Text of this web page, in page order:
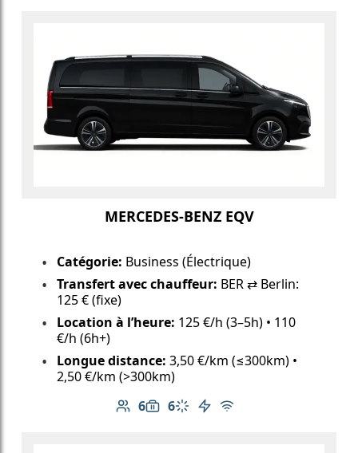
MERCEDES-BENZ EQV
Catégorie: Business (Électrique)
Transfert avec chauffeur: BER ⇄ Berlin:
125 € (fixe)
Location à l’heure: 125 €/h (3–5h) • 110
€/h (6h+)
Longue distance: 3,50 €/km (≤300km) •
2,50 €/km (>300km)
6
Nombre de passagers: 6
6
Capacité des bagages: 6
Climatisation
Véhicule électrique
Wi-Fi gratuit